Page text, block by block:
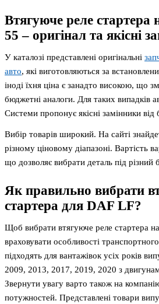
Втягуюче реле
55 – оригінал та якісні
У каталозі представлені оригінальні
авто, які виготовляються за
іноді їхня ціна є занадто високою, що
бюджетні аналоги. Для таких випадків
Системи пропонує якісні замінники від
Вибір товарів широкий. На сайті
різному ціновому діапазоні. Вартість
що дозволяє вибрати деталь під різний
Як правильно вибрати
стартера для DAF LF?
Щоб вибрати втягуюче реле стартера
враховувати особливості
підходять для вантажівок усіх років
2009, 2013, 2017, 2019, 2020 з
Звернути увагу варто також на
потужностей. Представлені товари